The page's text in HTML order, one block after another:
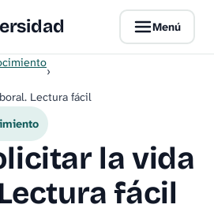
Menú
›
Lectura fácil
la vida
fácil